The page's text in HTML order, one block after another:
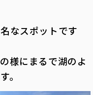
なスポットです
にまるで湖のよ
。